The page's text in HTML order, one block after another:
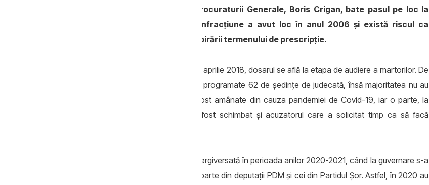
fostul șef de direcție din cadrul Procuraturii Generale, Boris Crigan, bate pasul pe loc la
Judecătoria Chişinău. Presupusa infracţiune a avut loc în anul 2006 şi există riscul ca
procesul să fie încetat din cauza expirării termenului de prescripţie.
Deși a fost trimis în judecată încă în luna aprilie 2018, dosarul se află la etapa de audiere a martorilor. De
la începutul examinării dosarului au fost programate 62 de şedinţe de judecată, însă majoritatea nu au
fost lucrative. O parte din şedinţe au fost amânate din cauza pandemiei de Covid-19, iar o parte, la
solicitarea justiţiabililor. Pe parcurs, a fost schimbat şi acuzatorul care a solicitat timp ca să facă
În special, examinarea dosarului a fost tergiversată în perioada anilor 2020-2021, când la guvernare s-a
aflat Partidul Socialiştilor, susţinut de o parte din deputaţii PDM şi cei din Partidul Şor. Astfel, în 2020 au